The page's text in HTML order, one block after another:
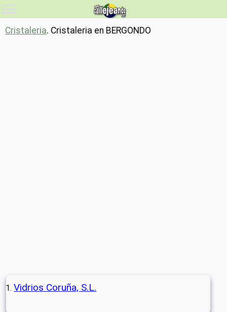
Cristaleria. Cristaleria en BERGONDO
Vidrios Coruña, S.L.